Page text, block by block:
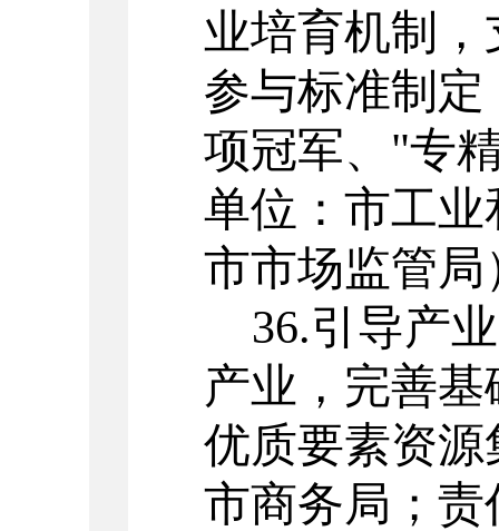
业培育机制
参与标准制
项冠军、 "专
单位：市工
市市场监管局
36.引导产
产业，完善
优质要素资
市商务局；